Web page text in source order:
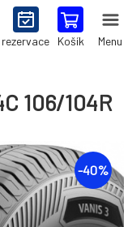
rezervace Košík Menu
106/104R
-40%